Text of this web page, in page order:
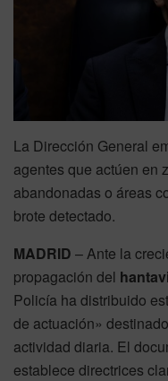
La Dirección General
agentes que actúen en
abandonadas o áreas
brote detectado.
MADRID – Ante la
propagación del
Policía ha distribuido
de actuación»
actividad diaria. El
establece directrices